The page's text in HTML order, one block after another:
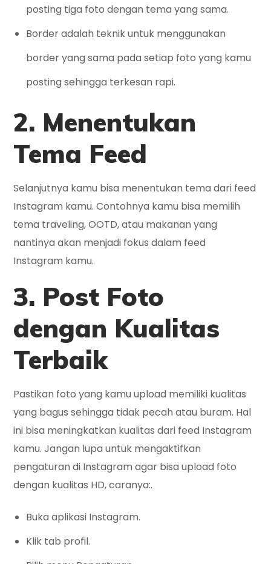
posting tiga foto dengan tema yang sama.
Border adalah teknik untuk menggunakan
border yang sama pada setiap foto yang kamu
posting sehingga terkesan rapi.
2. Menentukan
Tema Feed
Selanjutnya kamu bisa menentukan tema dari feed
Instagram kamu. Contohnya kamu bisa memilih
tema traveling, OOTD, atau makanan yang
nantinya akan menjadi fokus dalam feed
Instagram kamu.
3. Post Foto
dengan Kualitas
Terbaik
Pastikan foto yang kamu upload memiliki kualitas
yang bagus sehingga tidak pecah atau buram. Hal
ini bisa meningkatkan kualitas dari feed Instagram
kamu. Jangan lupa untuk mengaktifkan
pengaturan di Instagram agar bisa upload foto
dengan kualitas HD, caranya:.
Buka aplikasi Instagram.
Klik tab profil.